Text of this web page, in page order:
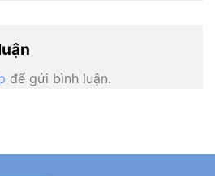
để gửi bình luận.